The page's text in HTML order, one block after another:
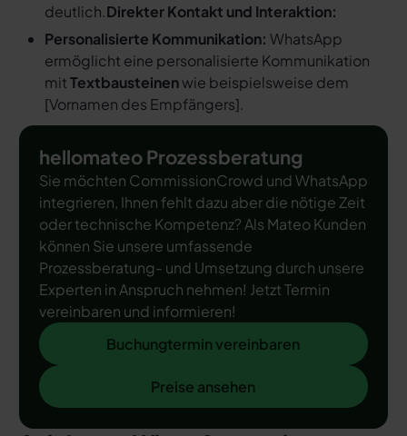
deutlich.Direkter Kontakt und Interaktion:
Personalisierte Kommunikation: WhatsApp
ermöglicht eine personalisierte Kommunikation
mitTextbausteinenwie beispielsweise dem
[Vornamen des Empfängers].
hellomateo Prozessberatung
Sie möchten CommissionCrowd und WhatsApp
integrieren, Ihnen fehlt dazu aber die nötige Zeit
oder technische Kompetenz? Als Mateo Kunden
können Sie unsere umfassende
Prozessberatung- und Umsetzung durch unsere
Experten in Anspruch nehmen! Jetzt Termin
vereinbaren und informieren!
Buchungtermin vereinbaren
Buchungtermin vereinbaren
Preise ansehen
Preise ansehen